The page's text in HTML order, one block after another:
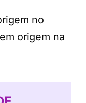
no
origem na